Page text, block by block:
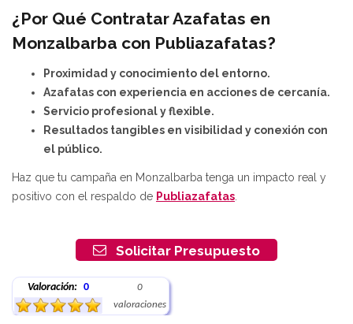
¿Por Qué Contratar Azafatas en
Monzalbarba con Publiazafatas?
Proximidad y conocimiento del entorno.
Azafatas con experiencia en acciones de cercanía.
Servicio profesional y flexible.
Resultados tangibles en visibilidad y conexión con
el público.
Haz que tu campaña en Monzalbarba tenga un impacto real y
positivo con el respaldo de Publiazafatas
Solicitar Presupuesto
Valoración: 0
0
valoraciones